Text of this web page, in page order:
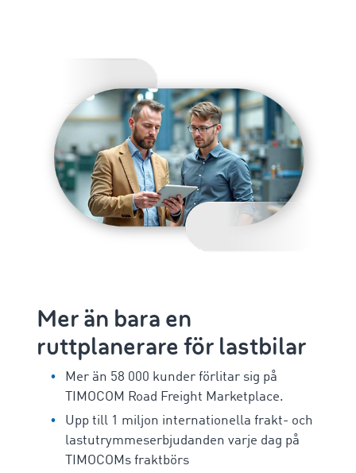
Mer än bara en
ruttplanerare för lastbilar
Mer än 58 000 kunder förlitar sig på
TIMOCOM Road Freight Marketplace.
Upp till 1 miljon internationella frakt- och
lastutrymmeserbjudanden varje dag på
TIMOCOMs fraktbörs